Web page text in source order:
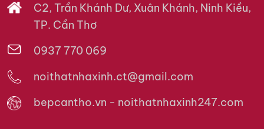
C2, Trần Khánh Dư, Xuân Khánh, Ninh Kiều,
TP. Cần Thơ
0937 770 069
noithatnhaxinh.ct@gmail.com
bepcantho.vn - noithatnhaxinh247.com